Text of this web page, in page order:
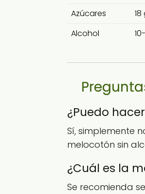
Azúcares
18
Alcohol
¿Puedo
Sí, simplemente
melocotón sin
¿Cuál es la
Se recomienda